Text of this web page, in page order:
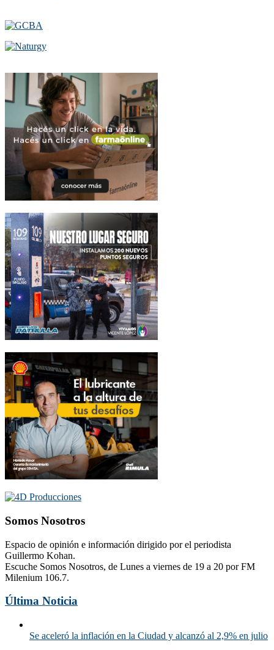
Somos Nosotros
Espacio de opinión e información dirigido por el periodista
Guillermo Kohan.
Escuche Somos Nosotros, de Lunes a viernes de 19 a 20 por FM
Milenium 106.7.
Última Noticia
Se aceleró la inflación en la Ciudad y alcanzó al 2,9% en julio